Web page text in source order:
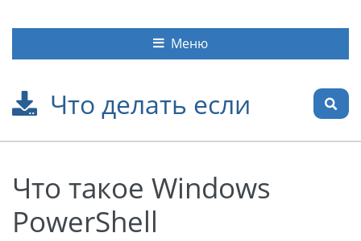
Что делать если
Меню
Что такое Windows
PowerShell